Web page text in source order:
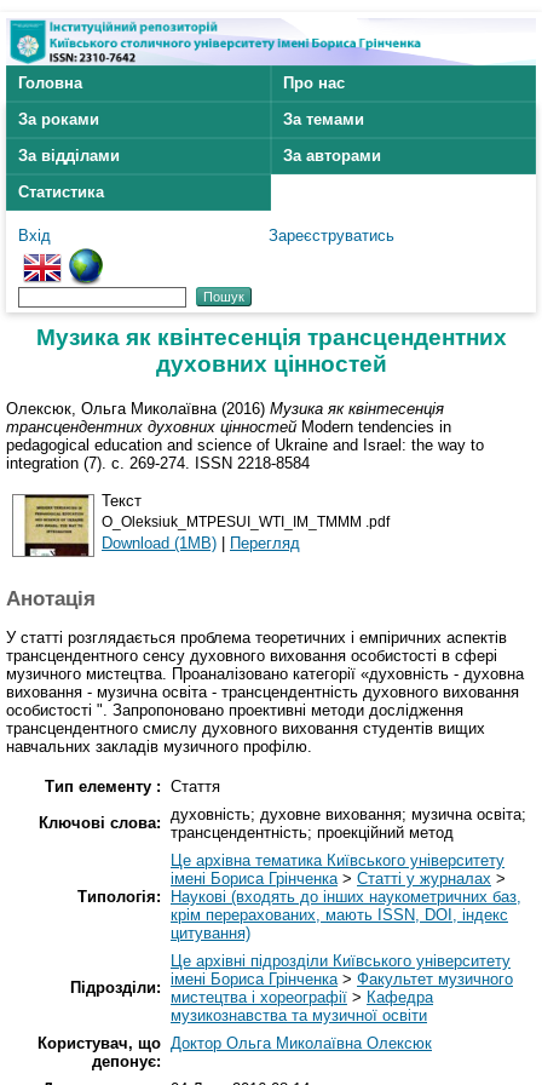
Головна
Про нас
За роками
За темами
За відділами
За авторами
Статистика
Вхід Зареєструватись
Музика як квінтесенція трансцендентних
духовних цінностей
Олексюк, Ольга Миколаївна (2016) Музика як квінтесенція
трансцендентних духовних цінностей Modern tendencies in
pedagogical education and science of Ukraine and Israel: the way to
integration (7). с. 269-274. ISSN 2218-8584
Текст
O_Oleksiuk_MTPESUI_WTI_IM_TMMM .pdf
Download (1MB) | Перегляд
Анотація
У статті розглядається проблема теоретичних і емпіричних аспектів
трансцендентного сенсу духовного виховання особистості в сфері
музичного мистецтва. Проаналізовано категорії «духовність - духовна
виховання - музична освіта - трансцендентність духовного виховання
особистості ". Запропоновано проективні методи дослідження
трансцендентного смислу духовного виховання студентів вищих
навчальних закладів музичного профілю.
Тип елементу : Стаття
Ключові слова: духовність; духовне виховання; музична освіта;
трансцендентність; проекційний метод
Типологія:
Це архівна тематика Київського університету
імені Бориса Грінченка> Статті у журналах >
Наукові (входять до інших наукометричних баз,
крім перерахованих, мають ISSN, DOI, індекс
цитування)
Підрозділи:
Це архівні підрозділи Київського університету
імені Бориса Грінченка> Факультет музичного
мистецтва і хореографії > Кафедра
музикознавства та музичної освіти
Користувач, що
депонує:
Доктор Ольга Миколаївна Олексюк